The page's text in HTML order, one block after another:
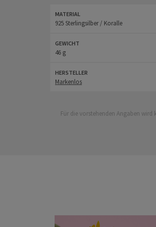
MATERIAL
925 Sterlingsilber / Koralle
GEWICHT
46 g
HERSTELLER
Markenlos
Für die vorstehenden Angaben